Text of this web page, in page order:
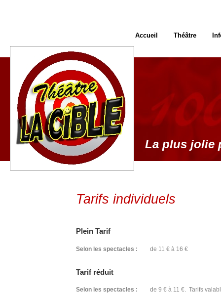
Tarifs individuels
Plein Tarif
Selon les spectacles : de 11 € à 16 €
Tarif réduit
Selon les spectacles : de 9 € à 11 €. Tarifs
La plus jolie
Accueil Théâtre